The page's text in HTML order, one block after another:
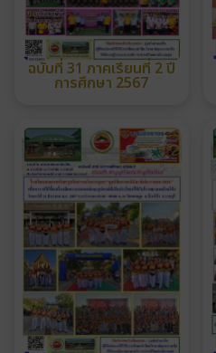
ฉบับที่ 31 ภาคเรียนที่ 2 ปี
การศึกษา 2567